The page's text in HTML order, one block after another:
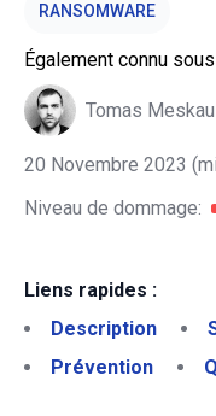
RANSOMWARE
Également connu
Tomas
20 Novembre 2023
Niveau de dommage:
Liens rapides :
Description
Prévention